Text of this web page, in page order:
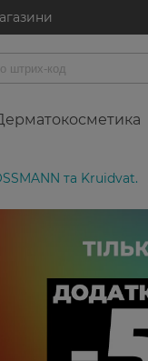
та Kruidvat.